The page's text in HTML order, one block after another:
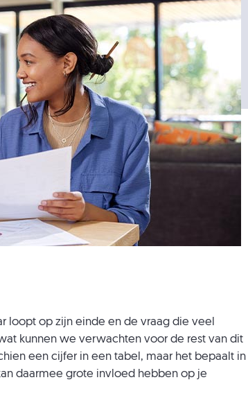
loopt op zijn einde en de vraag die veel
kunnen we verwachten voor de rest van dit
een cijfer in een tabel, maar het bepaalt in
daarmee grote invloed hebben op je